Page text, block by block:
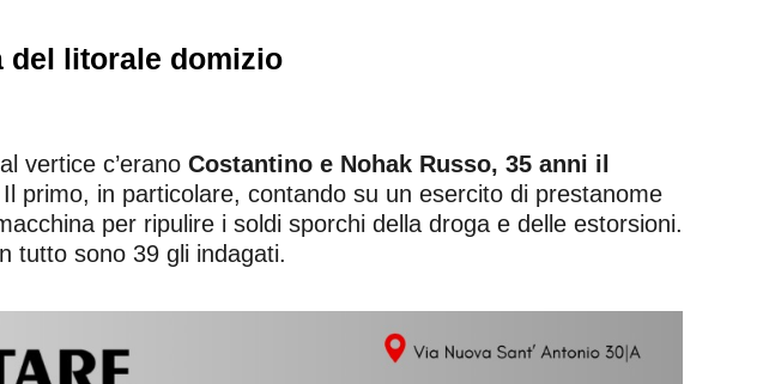
del litorale domizio
al vertice c’erano Costantino e Nohak Russo, 35 anni il
Il primo, in particolare, contando su un esercito di prestanome
per ripulire i soldi sporchi della droga e delle estorsioni.
tutto sono 39 gli indagati.